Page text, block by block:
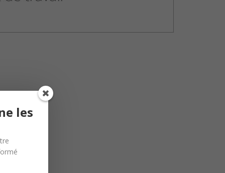
les